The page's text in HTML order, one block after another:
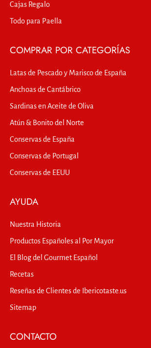
Cajas Regalo
Todo para Paella
COMPRAR POR CATEGORÍAS
Latas de Pescado y Marisco de España
Anchoas de Cantábrico
Sardinas en Aceite de Oliva
Atún & Bonito del Norte
Conservas de España
Conservas de Portugal
Conservas de EEUU
AYUDA
Nuestra Historia
Productos Españoles al Por Mayor
El Blog del Gourmet Español
Recetas
Reseñas de Clientes de Ibericotaste.us
Sitemap
CONTACTO